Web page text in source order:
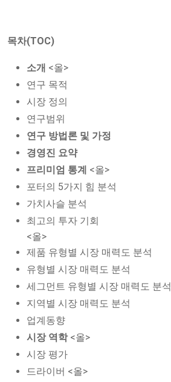
목차(TOC)
소개 <올>
연구 목적
시장 정의
연구범위
연구 방법론 및 가정
경영진 요약
프리미엄 통계 <올>
포터의 5가지 힘 분석
가치사슬 분석
최고의 투자 기회
<올>
제품 유형별 시장 매력도 분석
유형별 시장 매력도 분석
세그먼트 유형별 시장 매력도 분석
지역별 시장 매력도 분석
업계동향
시장 역학<올>
시장 평가
드라이버 <올>